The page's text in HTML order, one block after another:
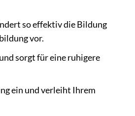
so effektiv die Bildung
vor.
sorgt für eine ruhigere
ein und verleiht Ihrem